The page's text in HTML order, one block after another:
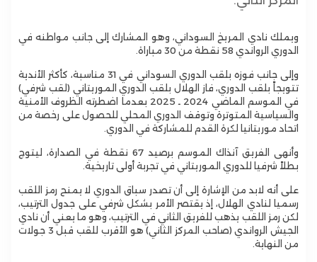
ويملك نادي المريخ السوداني، وهو المشارك إلى جانب مواطنه في
الدوري الرواندي 58 نقطة من 30 مباراة.
وإلى جانب فوزه بلقب الدوري السوداني في 31 مناسبة، كأكثر الأندية
تتويجاً بلقب الدوري، فاز الهلال بلقب الدوري الموريتاني (لقب شرفي)
في الموسم الماضي 2024 ـ 2025 بعدما اضطرته الظروف الأمنية
والسياسية المتوترة وتوقف الدوري المحلي للحصول على رخصة من
اتحاد موريتانيا لكرة القدم للمشاركة في الدوري.
وأنهى الفريق آنذاك الموسم برصيد 67 نقطة في الصدارة، ليتوج
بطلاً شرفيا للدوري الموريتاني في تجربة أولى تاريخية.
على أنه لابد من الإشارة إلى أن تصدر سباق الدوري لا يمنح رمز اللقب
رسميا لنادي الهلال، إذ يقتصر الأمر بشكل شرفي على جدول الترتيب،
لكن رمز اللقب يذهب للفريق الثاني في الترتيب، وهو ما يعني أن نادي
الجيش الرواندي (صاحب المركز الثاني) هو الأقرب للقب قبل 3 جولات
من النهاية.